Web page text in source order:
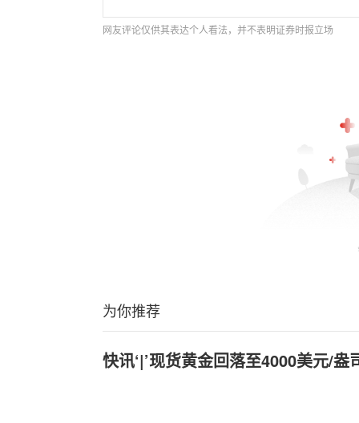
网友评论仅供其表达个人看法，并不表明证券时报立场
为你推荐
快讯‘|’现货黄金回落至4000美元/